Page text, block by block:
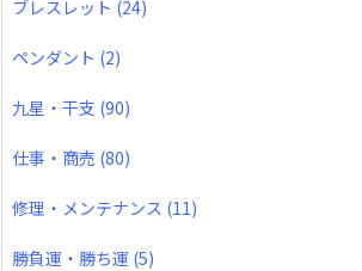
ブレスレット (24)
ペンダント (2)
九星・干支 (90)
仕事・商売 (80)
修理・メンテナンス (11)
勝負運・勝ち運 (5)